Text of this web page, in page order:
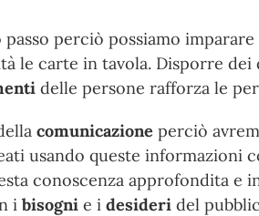
passo perciò possiamo imparare
le carte in tavola. Disporre
delle persone rafforza le
comunicazione perciò
usando queste informazioni
conoscenza approfondita
i bisogni e i desideri del